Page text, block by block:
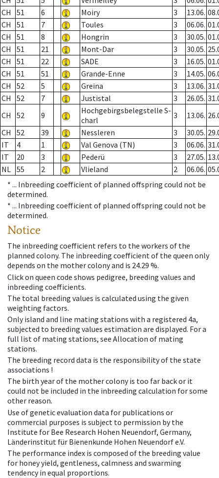
CH
51 6 Moiry 3 13.06.
CH
51 7 Toules 3 06.06.
CH
51 8 Hongrin 3 30.05.
CH
51 21 Mont-Dar 3 30.05.
CH
51 22 SADE 3 16.05.
CH
51 51 Grande-Enne 3 14.05.
CH
52 5 Greina 3 13.06.
CH
52 7 Justistal 3 26.05.
CH
52 9
Hochgebirgsbelegstelle S-
charl
3 13.06.
CH
52 39 Nessleren 3 30.05.
IT
4 1 Val Genova (TN) 3 06.06.
IT
20 3 Pederü 3 27.05.
NL 55 2 Vlieland 2 06.06.
* ... Inbreeding coefficient of planned offspring could not be
determined.
* ... Inbreeding coefficient of planned offspring could not be
determined.
Notice
The inbreeding coefficient refers to the workers of the
planned colony. The inbreeding coefficient of the queen only
depends on the mother colony and is 24.29 %.
Click on queen code shows pedigree, breeding values and
inbreeding coefficients.
The total breeding values is calculated using the given
weighting factors.
Only island and line mating stations with a registered 4a,
subjected to breeding values estimation are displayed. For a
full list of mating stations, see Allocation of mating
stations.
The breeding record data is the responsibility of the state
associations !
The birth year of the mother colony is too far back or it
could not be included in the inbreeding calculation for some
other reason.
Use of genetic evaluation data for publications or
commercial purposes is subject to permission by the
Institute for Bee Research Hohen Neuendorf, Germany,
Länderinstitut für Bienenkunde Hohen Neuendorf e.V.
The performance index is composed of the breeding value
for honey yield, gentleness, calmness and swarming
tendency in equal proportions.